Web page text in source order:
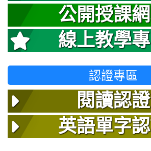
公開授課
線上教學
認證專區
閱讀認證
英語單字